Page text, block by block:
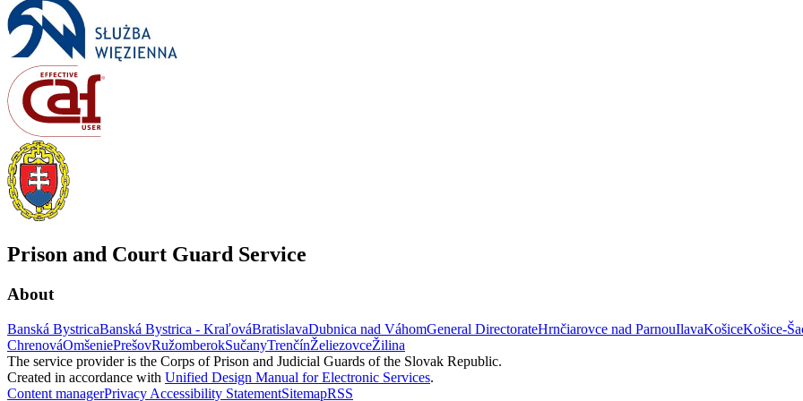
Prison and Court Guard Service
About
Banská BystricaBanská Bystrica - KraľováBratislavaDubnica nad VáhomGeneral DirectorateHrnčiarovce nad ParnouIlavaKošiceKošice-
ChrenováOmšeniePrešovRužomberokSučanyTrenčínŽeliezovceŽilina
The service provider is the Corps of Prison and Judicial Guards of the Slovak Republic.
Created in accordance with Unified Design Manual for Electronic Services.
Content managerPrivacy Accessibility StatementSitemapRSS